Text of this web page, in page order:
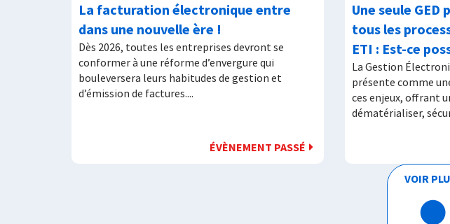
La facturation électronique entre
dans une nouvelle ère !
Dès 2026, toutes les entreprises devront se
conformer à une réforme d’envergure qui
bouleversera leurs habitudes de gestion et
d’émission de factures....
ÉVÈNEMENT PASSÉ
Une seule
tous les
ETI : Est-ce
La Gestion
présente comme
ces enjeux, offrant
dématérialiser,
VOIR